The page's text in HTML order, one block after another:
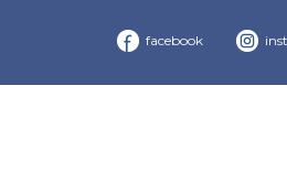
facebook